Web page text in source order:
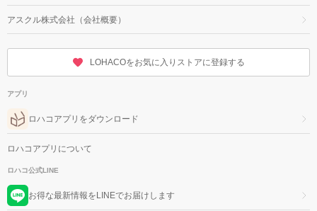
アスクル株式会社（会社概要）
LOHACOをお気に入りストアに登録する
アプリ
ロハコアプリをダウンロード
ロハコアプリについて
ロハコ公式LINE
お得な最新情報をLINEでお届けします